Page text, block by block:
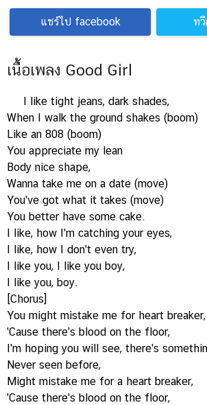
แชร์ไป facebook ท
เนื้อเพลง Good Girl
I like tight jeans, dark shades,
When I walk the ground shakes (boom)
Like an 808 (boom)
You appreciate my lean
Body nice shape,
Wanna take me on a date (move)
You've got what it takes (move)
You better have some cake.
I like, how I'm catching your eyes,
I like, how I don't even try,
I like you, I like you boy,
I like you, boy.
[Chorus]
You might mistake me for heart breaker,
'Cause there's blood on the floor,
I'm hoping you will see, there's
Never seen before,
Might mistake me for a heart breaker,
'Cause there's blood on the floor,